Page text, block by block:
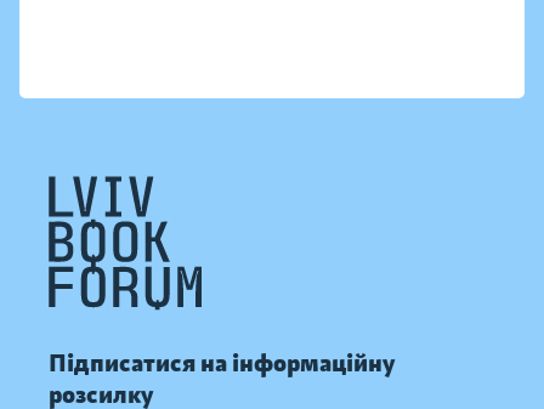
Підписатися на інформаційну
розсилку